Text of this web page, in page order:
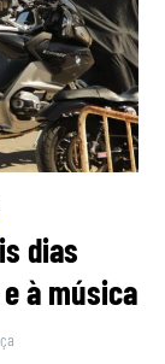
dias
à música